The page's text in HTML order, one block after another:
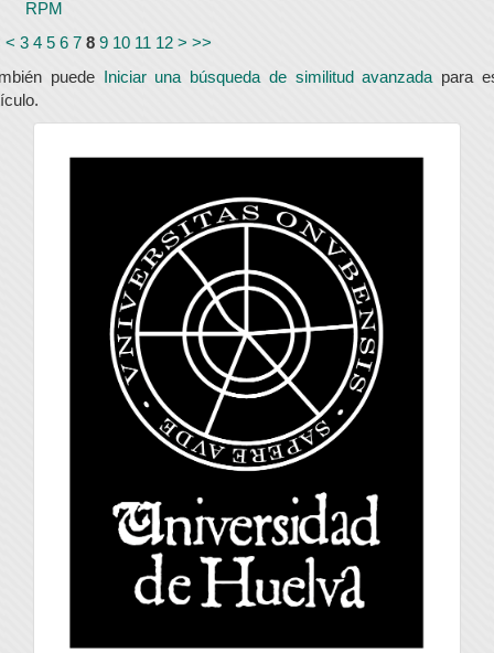
RPM
< 3 4 5 6 7 8 9 10 11 12 > >>
puede Iniciar una búsqueda de similitud avanzada para
universidad